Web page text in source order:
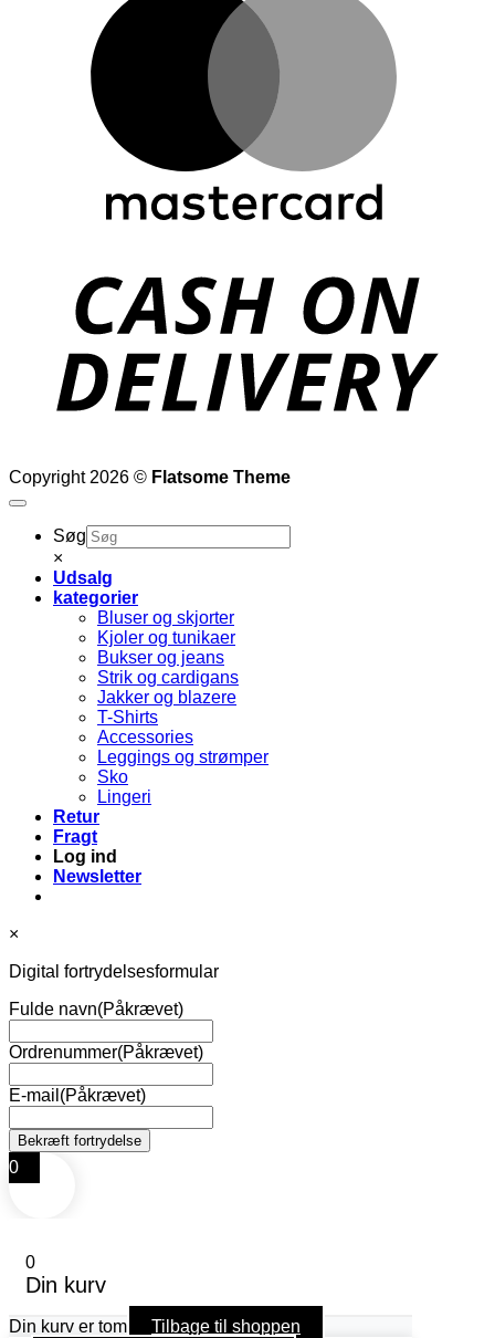
Copyright 2026 © Flatsome Theme
Søg
×
Udsalg
kategorier
Bluser og skjorter
Kjoler og tunikaer
Bukser og jeans
Strik og cardigans
Jakker og blazere
T-Shirts
Accessories
Leggings og strømper
Sko
Lingeri
Retur
Fragt
Log ind
Newsletter
×
Digital fortrydelsesformular
Fulde navn(Påkrævet)
Ordrenummer(Påkrævet)
E-mail (Påkrævet)
0
0
Din kurv
Din kurv er tom Tilbage til shoppen